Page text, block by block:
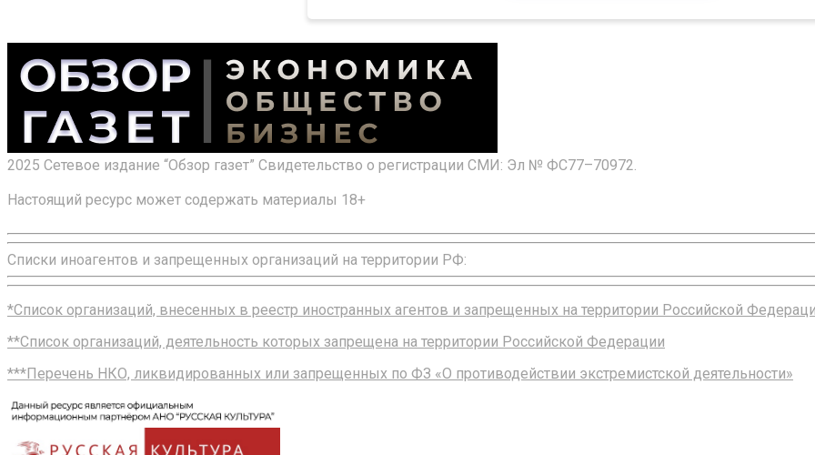
2025 Сетевое издание “Обзор газет” Свидетельство о регистрации СМИ: Эл № ФС77–70972.
Настоящий ресурс может содержать материалы 18+
Списки иноагентов и запрещенных организаций на территории РФ:
*Список организаций, внесенных в реестр иностранных агентов и запрещенных на территории Российской
**Список организаций, деятельность которых запрещена на территории Российской Федерации
***Перечень НКО, ликвидированных или запрещенных по ФЗ «О противодействии экстремистской деятельности»